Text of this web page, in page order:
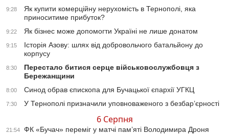
9:28
Як купити комерційну нерухомість в Тернополі, яка
приноситиме прибуток?
9:22 Як бізнес може допомогти Україні не лише донатом
9:15
Історія Азову: шлях від добровольчого батальйону до
корпусу
8:30
Перестало битися серце військовослужбовця з
Бережанщини
8:00 Синод обрав єпископа для Бучацької єпархії УГКЦ
7:30 У Тернополі призначили уповноваженого з безбар’єрності
6 Серпня
21:54 ФК «Бучач» переміг у матчі пам’яті Володимира Дроня